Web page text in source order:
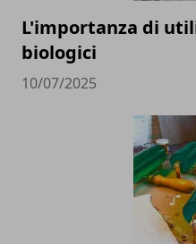
L'importanza di
biologici
10/07/2025